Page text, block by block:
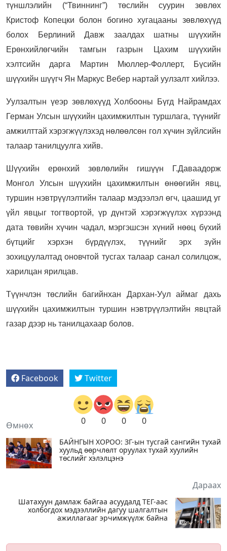
түншлэлийн (“Твиннинг”) төслийн суурин зөвлөх
Кристоф Копецки болон богино хугацааны зөвлөхүүд
болох Берлиний Давж заалдах шатны шүүхийн
Ерөнхийлөгчийн тамгын газрын Цахим шүүхийн
хэлтсийн дарга Мартин Мюллер-Фоллерт, Бүсийн
шүүхийн шүүгч Ян Маркус Вебер нартай уулзалт хийлээ.
Уулзалтын үеэр зөвлөхүүд Холбооны Бүгд Найрамдах
Герман Улсын шүүхийн цахимжилтын туршлага, түүнийг
амжилттай хэрэгжүүлэхэд нөлөөлсөн гол хүчин зүйлсийн
талаар танилцуулга хийв.
Шүүхийн ерөнхий зөвлөлийн гишүүн Г.Даваадорж
Монгол Улсын шүүхийн цахимжилтын өнөөгийн явц,
туршин нэвтрүүлэлтийн талаар мэдээлэл өгч, цаашид уг
үйл явцыг тогтвортой, үр дүнтэй хэрэгжүүлэх хүрээнд
дата төвийн хүчин чадал, мэргэшсэн хүний нөөц бүхий
бүтцийг хэрхэн бүрдүүлэх, түүнийг эрх зүйн
зохицуулалтад оновчтой тусгах талаар санал солилцож,
харилцан ярилцав.
Түүнчлэн төслийн багийнхан Дархан-Уул аймаг дахь
шүүхийн цахимжилтын туршин нэвтрүүлэлтийн явцтай
газар дээр нь танилцахаар болов.
Facebook Twitter
0 0 0 0
Өмнөх
БАЙНГЫН ХОРОО: ЗГ-ын тусгай сангийн тухай
хуульд өөрчлөлт оруулах тухай хуулийн
төслийг хэлэлцэнэ
Дараах
Шатахуун дамлаж байгаа асуудалд ТЕГ-аас
холбогдох мэдээллийн дагуу шалгалтын
ажиллагааг эрчимжүүлж байна